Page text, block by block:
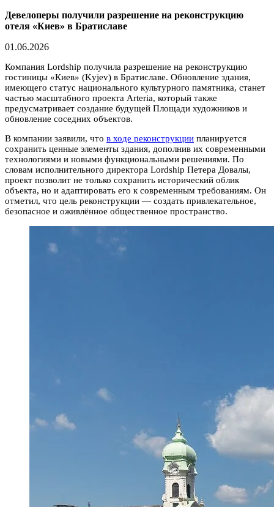
Девелоперы получили разрешение на реконструкцию
отеля «Киев» в Братиславе
01.06.2026
Компания Lordship получила разрешение на реконструкцию
гостиницы «Киев» (Kyjev) в Братиславе. Обновление здания,
имеющего статус национального культурного памятника, станет
частью масштабного проекта Arteria, который также
предусматривает создание будущей Площади художников и
обновление соседних объектов.
В компании заявили, что в ходе реконструкции планируется
сохранить ценные элементы здания, дополнив их современными
технологиями и новыми функциональными решениями. По
словам исполнительного директора Lordship Петера Довалы,
проект позволит не только сохранить исторический облик
объекта, но и адаптировать его к современным требованиям. Он
отметил, что цель реконструкции — создать привлекательное,
безопасное и оживлённое общественное пространство.